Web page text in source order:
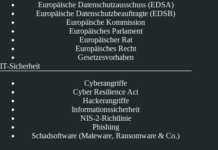
Europäische Datenschutzausschuss (EDSA)
Europäische Datenschutzbeauftragte (EDSB)
Europäische Kommission
Europäisches Parlament
Europäischer Rat
Europäisches Recht
Gesetzesvorhaben
IT-Sicherheit
Cyberangriffe
Cyber Resilience Act
Hackerangriffe
Informationssicherheit
NIS-2-Richtlinie
Phishing
Schadsoftware (Maleware, Ransomware & Co.)